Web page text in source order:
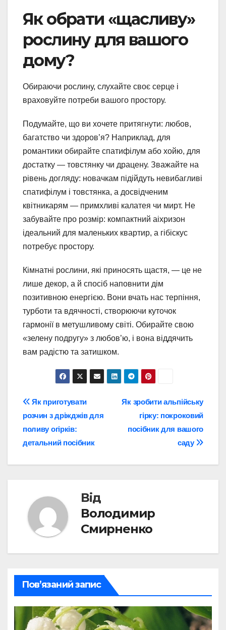
Як обрати «щасливу»
рослину для вашого
дому?
Обираючи рослину, слухайте своє серце і
враховуйте потреби вашого простору.
Подумайте, що ви хочете притягнути: любов,
багатство чи здоров’я? Наприклад, для
романтики обирайте спатифілум або хойю, для
достатку — товстянку чи драцену. Зважайте на
рівень догляду: новачкам підійдуть невибагливі
спатифілум і товстянка, а досвідченим
квітникарям — примхливі калатея чи мирт. Не
забувайте про розмір: компактний аіхризон
ідеальний для маленьких квартир, а гібіскус
потребує простору.
Кімнатні рослини, які приносять щастя, — це не
лише декор, а й спосіб наповнити дім
позитивною енергією. Вони вчать нас терпіння,
турботи та вдячності, створюючи куточок
гармонії в метушливому світі. Обирайте свою
«зелену подругу» з любов’ю, і вона віддячить
вам радістю та затишком.
Навігація
записів
Як зробити альпійську
гірку: покроковий
посібник для вашого
саду
Як приготувати
розчин з дріжджів для
поливу огірків:
детальний посібник
Від
Володимир
Смирненко
Пов’язаний запис